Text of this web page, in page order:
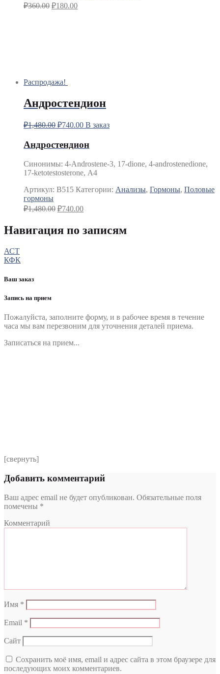
₽360.00 ₽180.00
Распродажа!
Андростендион
₽1,480.00 ₽740.00 В заказ
Андростендион
Синонимы: 4-Androstene-3, 17-dione, 4-androstenedione,
17-ketotestosterone, А4
Артикул: B515 Категории: Анализы, Гормоны, Половые
гормоны
₽1,480.00 ₽740.00
Навигация по записям
АСТ
КФК
Ваш заказ
Запись на прием
Пожалуйста, заполните форму, и в рабочее время в течение
часа мы вам перезвоним для уточнения деталей приема.
Записаться на прием...
[свернуть]
Добавить комментарий
Ваш адрес email не будет опубликован. Обязательные поля
помечены *
Комментарий
Имя *
Email *
Сайт
Сохранить моё имя, email и адрес сайта в этом браузере для
последующих моих комментариев.